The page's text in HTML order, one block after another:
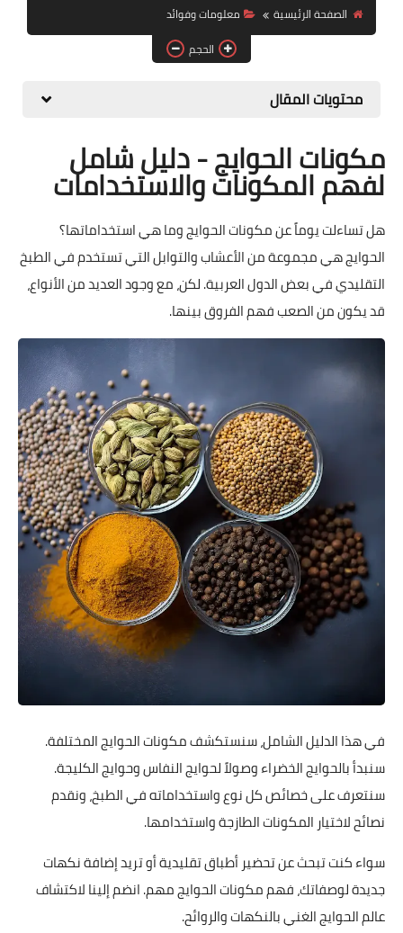
حلويات
مقبلات وسلطات
الصفحة الرئيسية
معلومات وفوائد
الحجم
محتويات المقال
مكونات الحوايج - دليل شامل
لفهم المكونات والاستخدامات
هل تساءلت يوماً عن مكونات الحوايج وما هي استخداماتها؟
الحوايج هي مجموعة من الأعشاب والتوابل التي تستخدم في الطبخ
التقليدي في بعض الدول العربية. لكن، مع وجود العديد من الأنواع،
قد يكون من الصعب فهم الفروق بينها.
في هذا الدليل الشامل، سنستكشف مكونات الحوايج المختلفة.
سنبدأ بالحوايج الخضراء وصولاً لحوايج النفاس وحوايج الكليجة.
سنتعرف على خصائص كل نوع واستخداماته في الطبخ، ونقدم
نصائح لاختيار المكونات الطازجة واستخدامها.
سواء كنت تبحث عن تحضير أطباق تقليدية أو تريد إضافة نكهات
جديدة لوصفاتك، فهم مكونات الحوايج مهم. انضم إلينا لاكتشاف
عالم الحوايج الغني بالنكهات والروائح.